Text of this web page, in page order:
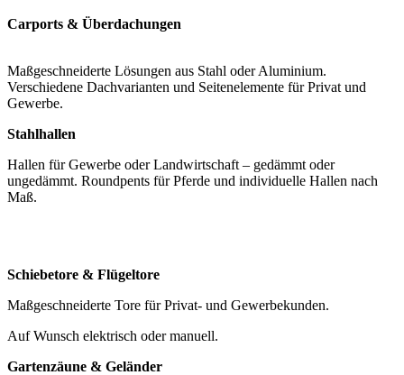
Carports & Überdachungen
Maßgeschneiderte Lösungen aus Stahl oder Aluminium.
Verschiedene Dachvarianten und Seitenelemente für Privat und
Gewerbe.
Stahlhallen
Hallen für Gewerbe oder Landwirtschaft – gedämmt oder
ungedämmt. Roundpents für Pferde und individuelle Hallen nach
Maß.
Schiebetore & Flügeltore
Maßgeschneiderte Tore für Privat- und Gewerbekunden.
Auf Wunsch elektrisch oder manuell.
Gartenzäune & Geländer